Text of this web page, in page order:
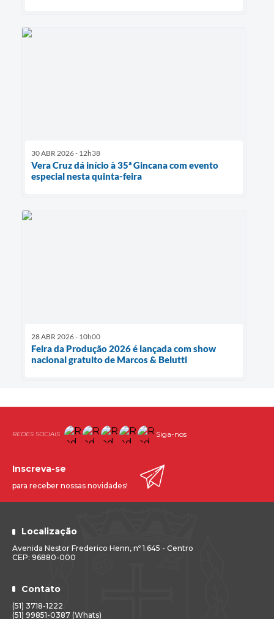
30 ABR 2026 - 12h38
Vera Cruz dá início à 35ª Gincana com evento
especial nesta quinta-feira
28 ABR 2026 - 10h00
Feira da Produção 2026 é lançada com show
nacional gratuito de Marcos & Belutti
Siga-nos
Localização
Avenida Nestor Frederico Henn, nº 1.645 - Centro
CEP: 96880-000
Contato
(51) 3718-1222
(51) 99851-0387 (Whats)
Inscreva-se
para receber nossas novidades!